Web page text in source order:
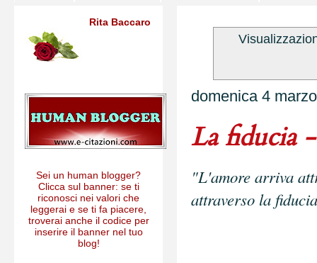
domenica 4
La fiducia
"L'amore arriva
attraverso la
Rita Baccaro
Sei un human blogger?
Clicca sul banner: se ti
riconosci nei valori che
leggerai e se ti fa piacere,
troverai anche il codice per
inserire il banner nel tuo
blog!